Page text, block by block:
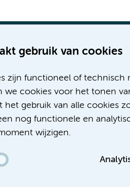
gebruik van cookies
zijn functioneel of
we cookies voor het tonen
het gebruik van alle cookies
nog functionele en
wijzigen.
1117